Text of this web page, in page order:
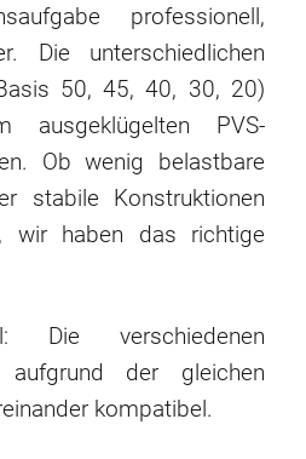
professionell,
Die unterschiedlichen
50, 45, 40, 30, 20)
PVS-
Ob wenig belastbare
stabile Konstruktionen
wir haben das richtige
Die verschiedenen
aufgrund der gleichen
kompatibel.